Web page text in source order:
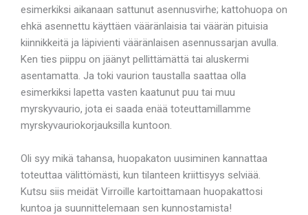
esimerkiksi aikanaan sattunut asennusvirhe; kattohuopa on
ehkä asennettu käyttäen vääränlaisia tai väärän pituisia
kiinnikkeitä ja läpivienti vääränlaisen asennussarjan avulla.
Ken ties piippu on jäänyt pellittämättä tai aluskermi
asentamatta. Ja toki vaurion taustalla saattaa olla
esimerkiksi lapetta vasten kaatunut puu tai muu
myrskyvaurio, jota ei saada enää toteuttamillamme
myrskyvauriokorjauksilla kuntoon.
Oli syy mikä tahansa, huopakaton uusiminen kannattaa
toteuttaa välittömästi, kun tilanteen kriittisyys selviää.
Kutsu siis meidät Virroille kartoittamaan huopakattosi
kuntoa ja suunnittelemaan sen kunnostamista!